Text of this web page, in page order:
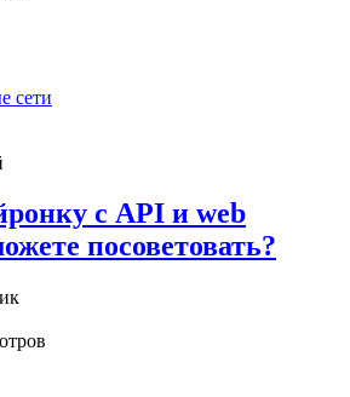
сети
с API и web
посоветовать?